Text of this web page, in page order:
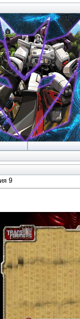
9